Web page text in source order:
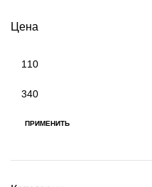
Цена
цена
цена
ПРИМЕНИТЬ